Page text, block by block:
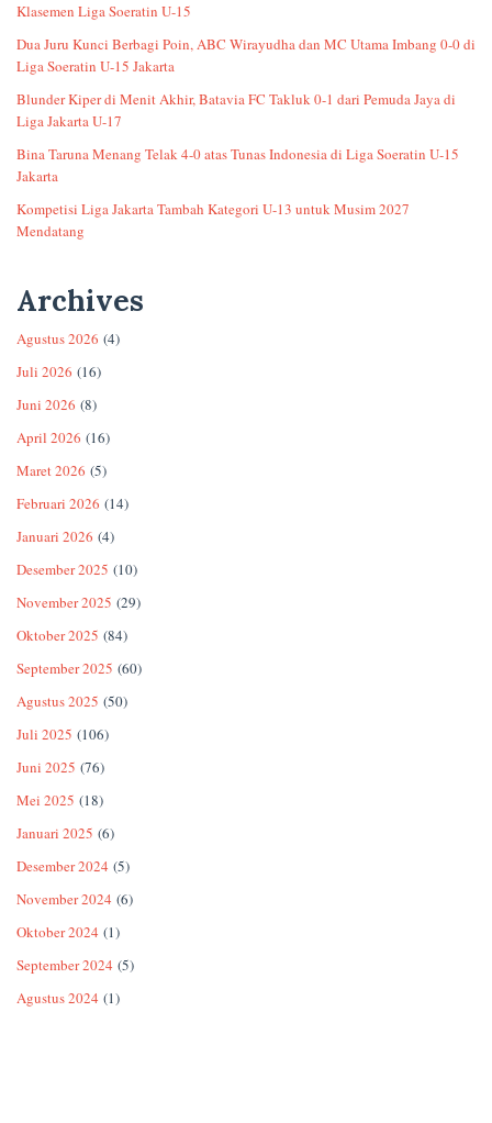
Klasemen Liga Soeratin U-15
Dua Juru Kunci Berbagi Poin, ABC Wirayudha dan MC Utama Imbang 0-0 di
Liga Soeratin U-15 Jakarta
Blunder Kiper di Menit Akhir, Batavia FC Takluk 0-1 dari Pemuda Jaya di
Liga Jakarta U-17
Bina Taruna Menang Telak 4-0 atas Tunas Indonesia di Liga Soeratin U-15
Jakarta
Kompetisi Liga Jakarta Tambah Kategori U-13 untuk Musim 2027
Mendatang
Archives
Agustus 2026 (4)
Juli 2026 (16)
Juni 2026 (8)
April 2026 (16)
Maret 2026 (5)
Februari 2026 (14)
Januari 2026 (4)
Desember 2025 (10)
November 2025 (29)
Oktober 2025 (84)
September 2025 (60)
Agustus 2025 (50)
Juli 2025 (106)
Juni 2025 (76)
Mei 2025 (18)
Januari 2025 (6)
Desember 2024 (5)
November 2024 (6)
Oktober 2024 (1)
September 2024 (5)
Agustus 2024 (1)